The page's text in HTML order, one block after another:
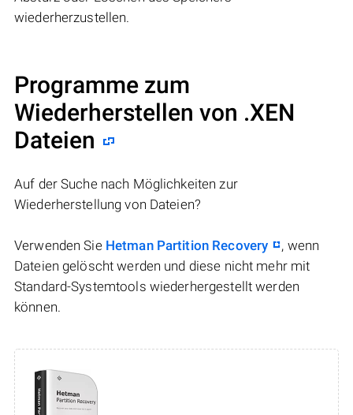
wiederherzustellen.
Programme zum
Wiederherstellen von .XEN
Dateien
Auf der Suche nach Möglichkeiten zur
Wiederherstellung von Dateien?
Verwenden Sie Hetman Partition Recovery
, wenn
Dateien gelöscht werden und diese nicht mehr mit
Standard-Systemtools wiederhergestellt werden
können.